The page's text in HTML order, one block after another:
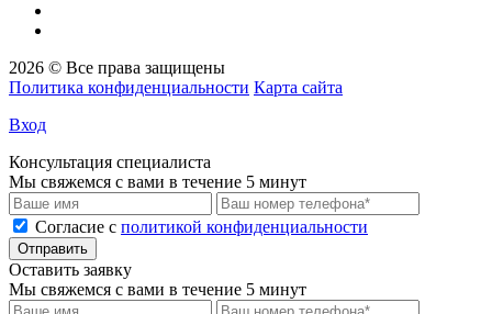
2026 © Все права защищены
Политика конфиденциальности Карта сайта
Вход
Консультация специалиста
Мы свяжемся с вами в течение 5 минут
Cогласие с политикой конфиденциальности
Отправить
Оставить заявку
Мы свяжемся с вами в течение 5 минут